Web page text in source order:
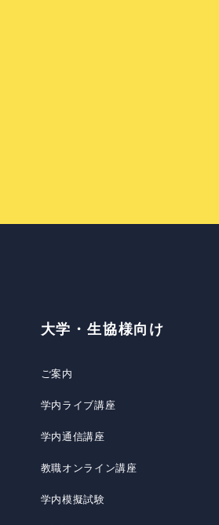
大学・生協様向け
ご案内
学内ライブ講座
学内通信講座
教職オンライン講座
学内模擬試験